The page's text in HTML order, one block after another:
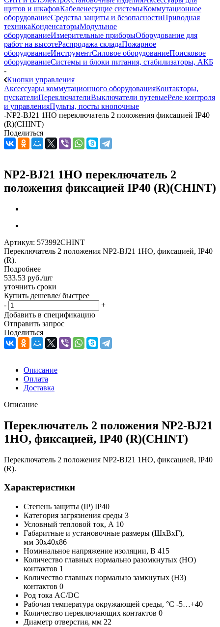
щитов и шкафовКабеленесущие системыКоммутационное
оборудованиеСредства защиты и безопасностиПриводная
техникаКонденсаторыМодульное
оборудованиеИзмерительные приборыОборудование для
работ на высотеРаспродажа складаПожарное
оборудованиеИнструментСиловое оборудованиеПоисковое
оборудованиеСистемы и блоки питания, стабилизаторы, АКБ
-
Кнопки управления
Аксессуары коммутационного оборудованияКонтакторы,
пускателиПереключателиВыключатели путевыеРеле контроля
и управленияПульты, посты кнопочные
-NP2-BJ21 1НО переключатель 2 положения фиксацией IP40
(R)(CHINT)
Поделиться
NP2-BJ21 1НО переключатель 2
положения фиксацией IP40 (R)(CHINT)
Артикул: 573992CHINT
Переключатель 2 положения NP2-BJ21 1НО, фиксацией, IP40
(R).
Подробнее
533.53 руб./шт
уточнить сроки
Купить дешевле/ быстрее
-
+
Добавить в спецификацию
Отправить запрос
Поделиться
Описание
Оплата
Доставка
Описание
Переключатель 2 положения NP2-BJ21
1НО, фиксацией, IP40 (R)(CHINT)
Переключатель 2 положения NP2-BJ21 1НО, фиксацией, IP40
(R).
Характеристики
Степень защиты (IP) IP40
Категория загрязнения среды 3
Условный тепловой ток, А 10
Габаритные и установочные размеры (ШхВхГ),
мм 30x40x86
Номинальное напряжение изоляции, В 415
Количество главных нормально разомкнутых (НО)
контактов 1
Количество главных нормально замкнутых (НЗ)
контактов 0
Род тока AC/DC
Рабочая температура окружающей среды, °C -5…+40
Количество переключающих контактов 0
Диаметр отверстия, мм 22